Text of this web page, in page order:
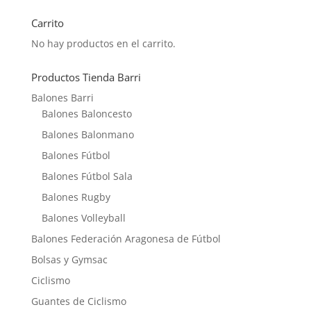
Carrito
No hay productos en el carrito.
Productos Tienda Barri
Balones Barri
Balones Baloncesto
Balones Balonmano
Balones Fútbol
Balones Fútbol Sala
Balones Rugby
Balones Volleyball
Balones Federación Aragonesa de Fútbol
Bolsas y Gymsac
Ciclismo
Guantes de Ciclismo